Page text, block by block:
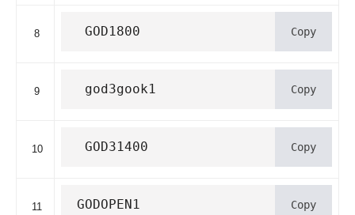
8 GOD1800 Copy
9 god3gook1 Copy
10 GOD31400 Copy
11 GODOPEN1 Copy